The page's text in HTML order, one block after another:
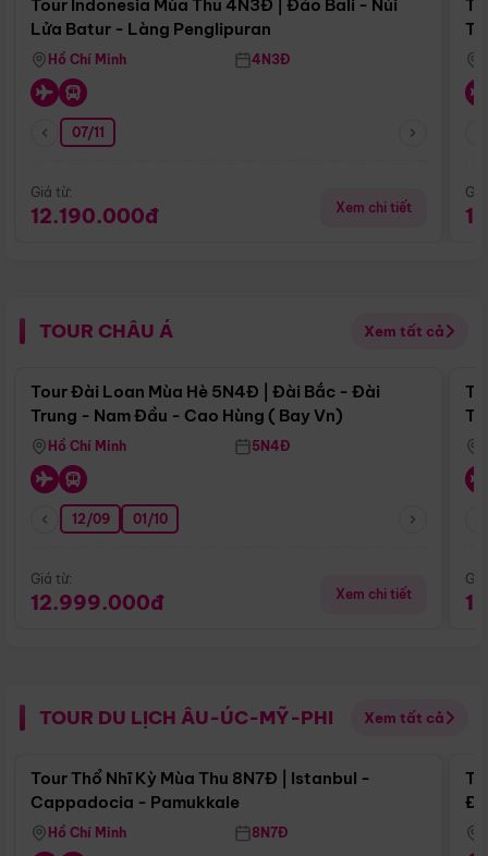
Tour Indonesia Mùa Thu 4N3Đ | Đảo Bali - Núi
Lửa Batur - Làng Penglipuran
Hồ Chí Minh 4N3Đ
07/11
Giá từ:
12.190.000đ Xem chi tiết
TOUR CHÂU Á Xem tất cả
Điểm nổi bật
Tour Đài Loan Mùa Hè 5N4Đ | Đài Bắc - Đài
Trung - Nam Đầu - Cao Hùng ( Bay Vn)
Hồ Chí Minh 5N4Đ
12/09 01/10
Giá từ:
12.999.000đ Xem chi tiết
TOUR DU LỊCH ÂU-ÚC-MỸ-PHI Xem tất cả
Điểm nổi bật
Tour Thổ Nhĩ Kỳ Mùa Thu 8N7Đ | Istanbul -
Cappadocia - Pamukkale
Hồ Chí Minh 8N7Đ